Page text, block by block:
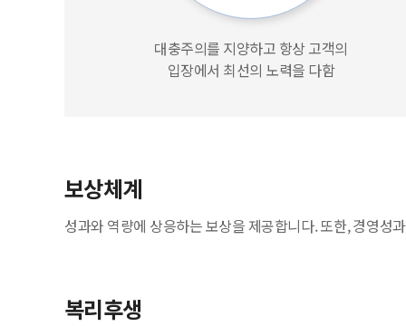
대충주의를 지양하고 항상 고객의
입장에서 최선의 노력을 다함
보상체계
성과와 역량에 상응하는 보상을 제공합니다. 또한, 경영성
복리후생